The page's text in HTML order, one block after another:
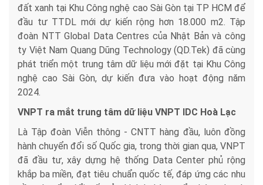
đất xanh tại Khu Công nghệ cao Sài Gòn tại TP HCM để
đầu tư TTDL mới dự kiến rộng hơn 18.000 m2. Tập
đoàn NTT Global Data Centres của Nhật Bản và công
ty Việt Nam Quang Dũng Technology (QD.Tek) đã cùng
phát triển một trung tâm dữ liệu mới đặt tại Khu Công
nghệ cao Sài Gòn, dự kiến đưa vào hoạt động năm
2024.
VNPT ra mắt trung tâm dữ liệu VNPT IDC Hoà Lạc
Là Tập đoàn Viễn thông - CNTT hàng đầu, luôn đồng
hành chuyển đổi số Quốc gia, trong thời gian qua, VNPT
đã đầu tư, xây dựng hệ thống Data Center phủ rộng
khắp ba miền, đạt tiêu chuẩn quốc tế, đáp ứng các nhu